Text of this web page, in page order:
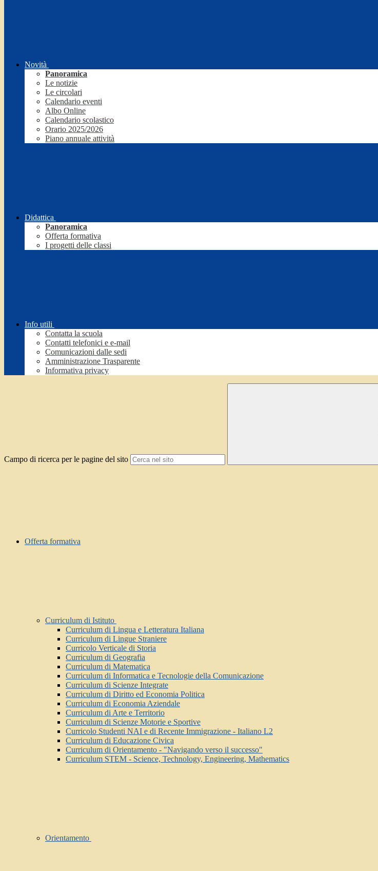
Novità
Panoramica
Le notizie
Le circolari
Calendario eventi
Albo Online
Calendario scolastico
Orario 2025/2026
Piano annuale attività
Didattica
Panoramica
Offerta formativa
I progetti delle classi
Info utili
Contatta la scuola
Contatti telefonici e e-mail
Comunicazioni dalle sedi
Amministrazione Trasparente
Informativa privacy
Campo di ricerca per le pagine del sito
Offerta formativa
Curriculum di Istituto
Curriculum di Lingua e Letteratura Italiana
Curriculum di Lingue Straniere
Curricolo Verticale di Storia
Curriculum di Geografia
Curriculum di Matematica
Curriculum di Informatica e Tecnologie della Comunicazione
Curriculum di Scienze Integrate
Curriculum di Diritto ed Economia Politica
Curriculum di Economia Aziendale
Curriculum di Arte e Territorio
Curriculum di Scienze Motorie e Sportive
Curricolo Studenti NAI e di Recente Immigrazione - Italiano L2
Curriculum di Educazione Civica
Curriculum di Orientamento - "Navigando verso il successo"
Curriculum STEM - Science, Technology, Engineering, Mathematics
Orientamento